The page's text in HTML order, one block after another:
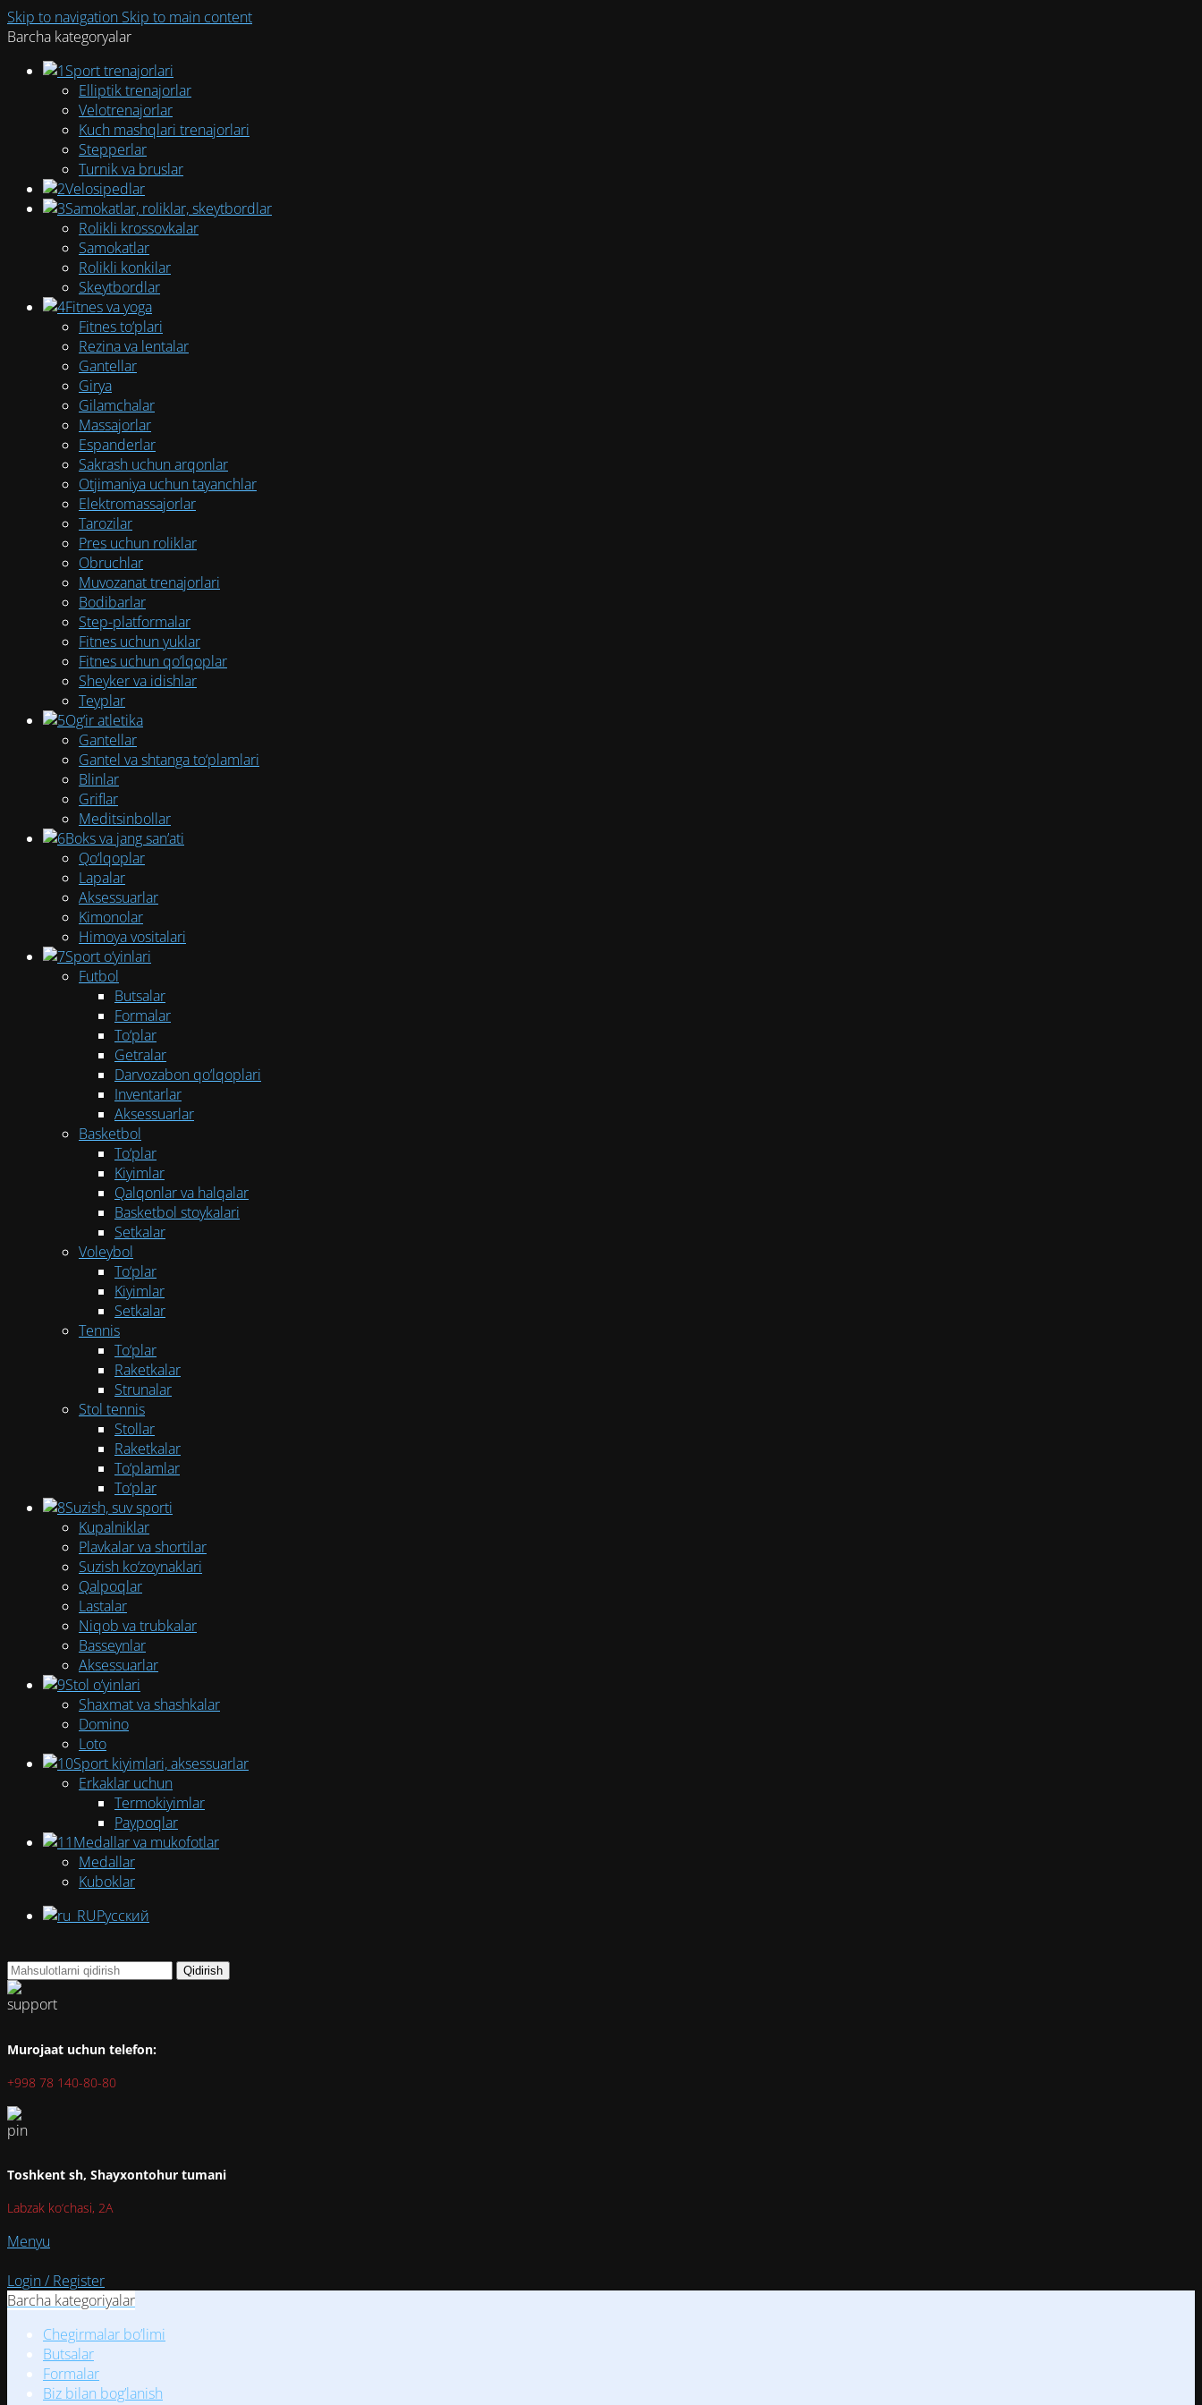
Skip to navigation Skip to main content
Barcha kategoryalar
Sport trenajorlari
Elliptik trenajorlar
Velotrenajorlar
Kuch mashqlari trenajorlari
Stepperlar
Turnik va bruslar
Velosipedlar
Samokatlar, roliklar, skeytbordlar
Rolikli krossovkalar
Samokatlar
Rolikli konkilar
Skeytbordlar
Fitnes va yoga
Fitnes to‘plari
Rezina va lentalar
Gantellar
Girya
Gilamchalar
Massajorlar
Espanderlar
Sakrash uchun arqonlar
Otjimaniya uchun tayanchlar
Elektromassajorlar
Tarozilar
Pres uchun roliklar
Obruchlar
Muvozanat trenajorlari
Bodibarlar
Step-platformalar
Fitnes uchun yuklar
Fitnes uchun qo’lqoplar
Sheyker va idishlar
Teyplar
Og‘ir atletika
Gantellar
Gantel va shtanga to‘plamlari
Blinlar
Griflar
Meditsinbollar
Boks va jang san’ati
Qo‘lqoplar
Lapalar
Aksessuarlar
Kimonolar
Himoya vositalari
Sport o‘yinlari
Futbol
Butsalar
Formalar
To‘plar
Getralar
Darvozabon qo‘lqoplari
Inventarlar
Aksessuarlar
Basketbol
To‘plar
Kiyimlar
Qalqonlar va halqalar
Basketbol stoykalari
Setkalar
Voleybol
To‘plar
Kiyimlar
Setkalar
Tennis
To‘plar
Raketkalar
Strunalar
Stol tennis
Stollar
Raketkalar
To‘plamlar
To‘plar
Suzish, suv sporti
Kupalniklar
Plavkalar va shortilar
Suzish ko‘zoynaklari
Qalpoqlar
Lastalar
Niqob va trubkalar
Basseynlar
Aksessuarlar
Stol o‘yinlari
Shaxmat va shashkalar
Domino
Loto
Sport kiyimlari, aksessuarlar
Erkaklar uchun
Termokiyimlar
Paypoqlar
Medallar va mukofotlar
Medallar
Kuboklar
Русский
Qidirish
Murojaat uchun telefon:
+998 78 140-80-80
Toshkent sh, Shayxontohur tumani
Labzak ko‘chasi, 2A
Menyu
Login / Register
Barcha kategoriyalar
Chegirmalar bo’limi
Butsalar
Formalar
Biz bilan bog’lanish